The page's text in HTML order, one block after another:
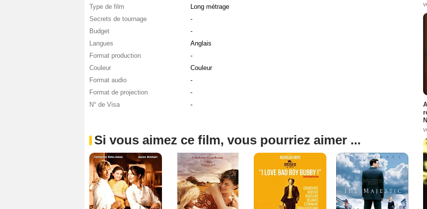
Type de film
Long métrage
Secrets de tournage
-
Budget
-
Langues
Anglais
Format production
-
Couleur
Couleur
Format audio
-
Format de projection
-
N° de Visa
-
Si vous aimez ce film, vous pourriez aimer ...